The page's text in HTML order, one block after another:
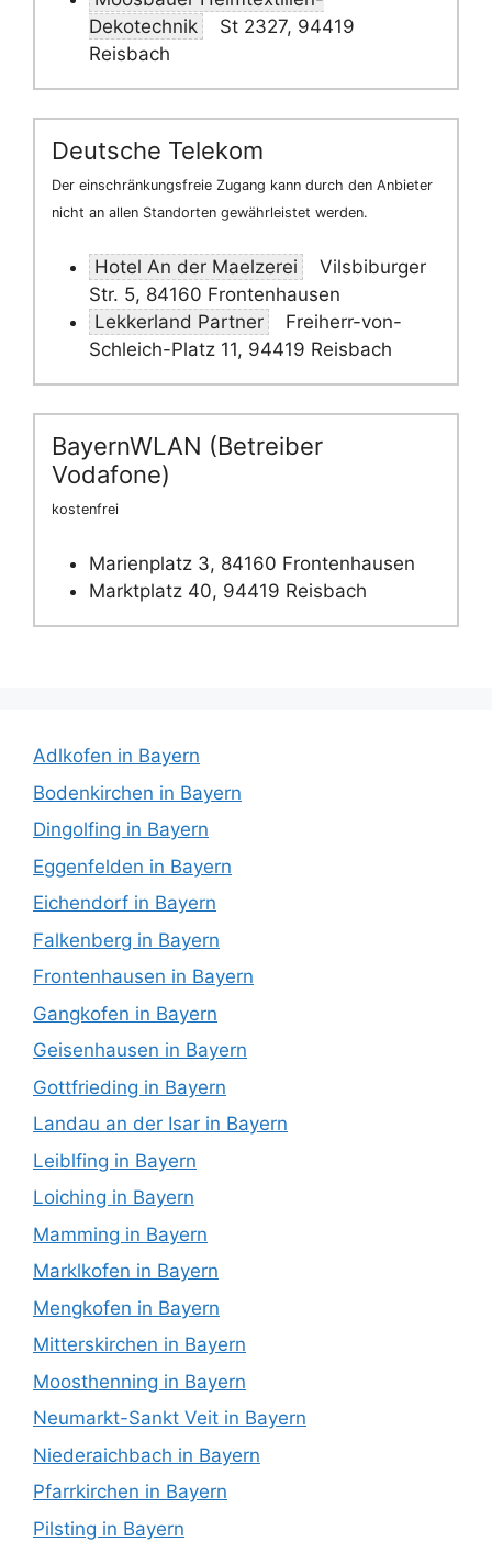
Dekotechnik
St 2327, 94419
Reisbach
Deutsche Telekom
Der einschränkungsfreie Zugang kann durch den Anbieter
nicht an allen Standorten gewährleistet werden.
Hotel An der Maelzerei
Vilsbiburger
Str. 5, 84160 Frontenhausen
Lekkerland Partner
Freiherr-von-
Schleich-Platz 11, 94419 Reisbach
BayernWLAN (Betreiber
Vodafone)
kostenfrei
Marienplatz 3, 84160 Frontenhausen
Marktplatz 40, 94419 Reisbach
Adlkofen in Bayern
Bodenkirchen in Bayern
Dingolfing in Bayern
Eggenfelden in Bayern
Eichendorf in Bayern
Falkenberg in Bayern
Frontenhausen in Bayern
Gangkofen in Bayern
Geisenhausen in Bayern
Gottfrieding in Bayern
Landau an der Isar in Bayern
Leiblfing in Bayern
Loiching in Bayern
Mamming in Bayern
Marklkofen in Bayern
Mengkofen in Bayern
Mitterskirchen in Bayern
Moosthenning in Bayern
Neumarkt-Sankt Veit in Bayern
Niederaichbach in Bayern
Pfarrkirchen in Bayern
Pilsting in Bayern